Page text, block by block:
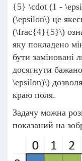
{5} \cdot (1 -
(\epsilon\) це
(\frac{4}{5}\)
яку покладено
бути
досягнути
\epsilon)\)
краю поля.
Задачу можна
показаний на